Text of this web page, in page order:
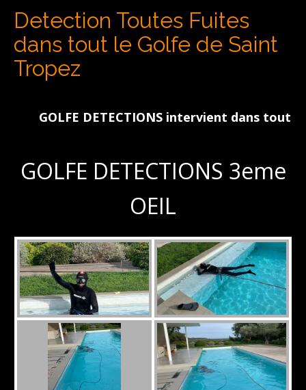
Detection Toutes Fuites
dans tout le Golfe de Saint
Tropez
GOLFE DETECTIONS intervient dans tout le
GOLFE DETECTIONS 3eme
OEIL